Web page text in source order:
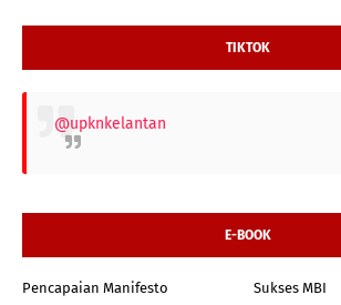
TIKTOK
@upknkelantan
E-BOOK
Pencapaian Manifesto Sukses MBI